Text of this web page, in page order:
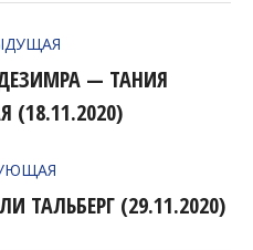
Предыдущая
запись:
— ТАНИЯ
(18.11.2020)
Следующая
ТАЛЬБЕРГ (29.11.2020)